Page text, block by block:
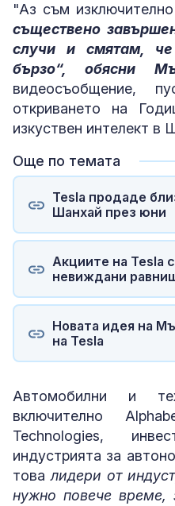
"Аз съм
съществено
случи и смятам,
бързо“, обясни
видеосъобщение,
откриването на
изкуствен интелект в
Още по темата
Tesla продаде
Шанхай през юни
Aкциите на Tesla
невиждани
Новата идея на
на Tesla
Автомобилни и
включително
Technologies,
индустрията за
товалидери от
нужно повече време,